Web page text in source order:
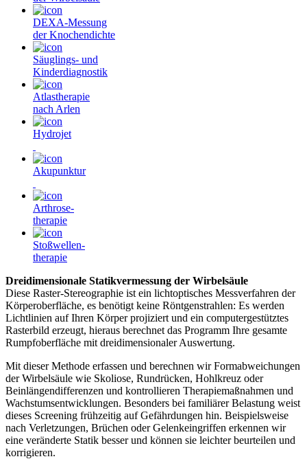
DEXA-Messung
der Knochendichte
Säuglings- und
Kinderdiagnostik
Atlastherapie
nach Arlen
Hydrojet
Akupunktur
Arthrose-
therapie
Stoßwellen-
therapie
Dreidimensionale Statikvermessung der Wirbelsäule
Diese Raster-Stereographie ist ein lichtoptisches Messverfahren der
Körperoberfläche, es benötigt keine Röntgenstrahlen: Es werden
Lichtlinien auf Ihren Körper projiziert und ein computergestütztes
Rasterbild erzeugt, hieraus berechnet das Programm Ihre gesamte
Rumpfoberfläche mit dreidimensionaler Auswertung.
Mit dieser Methode erfassen und berechnen wir Formabweichungen
der Wirbelsäule wie Skoliose, Rundrücken, Hohlkreuz oder
Beinlängendifferenzen und kontrollieren Therapiemaßnahmen und
Wachstumsentwicklungen. Besonders bei familiärer Belastung weist
dieses Screening frühzeitig auf Gefährdungen hin. Beispielsweise
nach Verletzungen, Brüchen oder Gelenkeingriffen erkennen wir
eine veränderte Statik besser und können sie leichter beurteilen und
korrigieren.